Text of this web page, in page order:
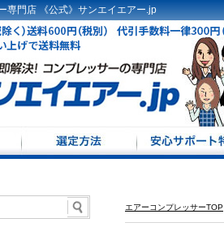
専門店 《公式》サンエイエアー.jp
エアーコンプレッサーTOP